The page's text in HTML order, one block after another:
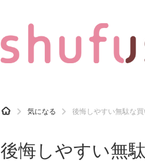
CATEGORY 記事カテゴリ
マナー 趣
H
O
気になる 後悔しやすい無駄な
後悔しやすい無